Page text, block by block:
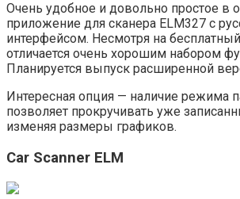
Очень удобное и довольно простое в
приложение для сканера ELM327 с
интерфейсом. Несмотря на бесплатный
отличается очень хорошим набором
Планируется выпуск расширенной
Интересная опция — наличие режима
позволяет прокручивать уже
изменяя размеры графиков.
Car Scanner ELM